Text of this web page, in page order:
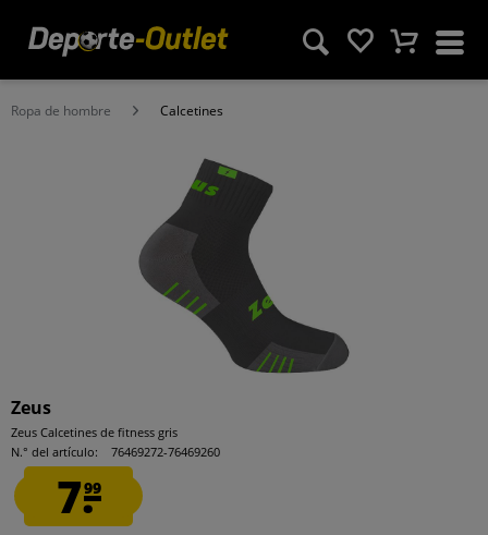
Ropa de hombre Calcetines
Zeus
Zeus Calcetines de fitness gris
N.° del artículo:
76469272-76469260
7.99